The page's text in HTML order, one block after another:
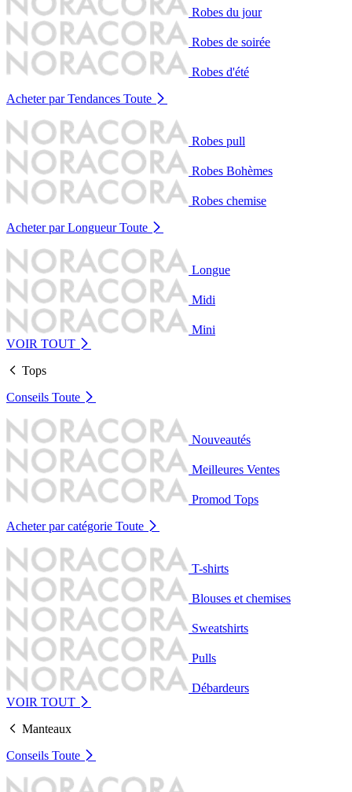
Robes du jour
Robes de soirée
Robes d'été
Acheter par Tendances Toute
Robes pull
Robes Bohèmes
Robes chemise
Acheter par LongueurToute
Longue
Midi
Mini
VOIR TOUT
Tops
Conseils Toute
Nouveautés
Meilleures Ventes
Promod Tops
Acheter par catégorie Toute
T-shirts
Blouses et chemises
Sweatshirts
Pulls
Débardeurs
VOIR TOUT
Manteaux
Conseils Toute